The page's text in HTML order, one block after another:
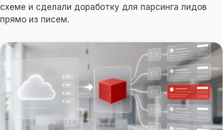
схеме и сделали доработку для парсинга лидов
прямо из писем.